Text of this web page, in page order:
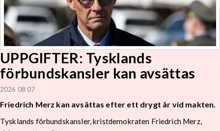
UPPGIFTER: Tysklands
förbundskansler kan avsättas
2026 08 07
Friedrich Merz kan avsättas efter ett drygt år vid makten.
Tysklands förbundskansler, kristdemokraten Friedrich Merz,